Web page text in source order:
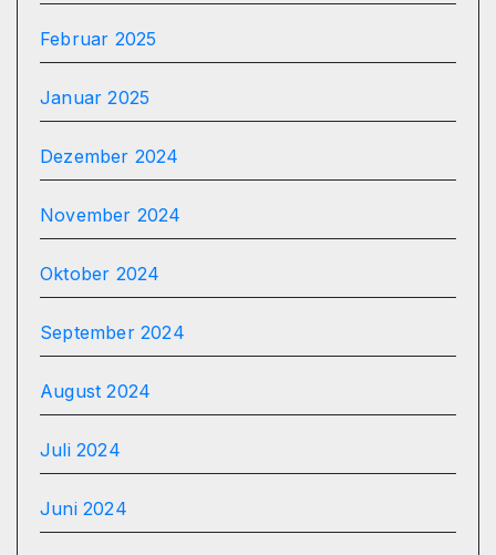
Februar 2025
Januar 2025
Dezember 2024
November 2024
Oktober 2024
September 2024
August 2024
Juli 2024
Juni 2024